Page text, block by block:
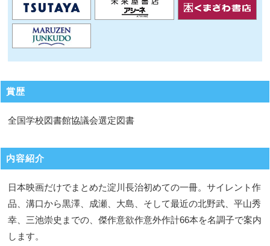
賞歴
全国学校図書館協議会選定図書
内容紹介
日本映画だけでまとめた淀川長治初めての一冊。サイレント作
品、溝口から黒澤、成瀬、大島、そして最近の北野武、平山秀
幸、三池崇史までの、傑作意欲作意外作計66本を名調子で案内
します。